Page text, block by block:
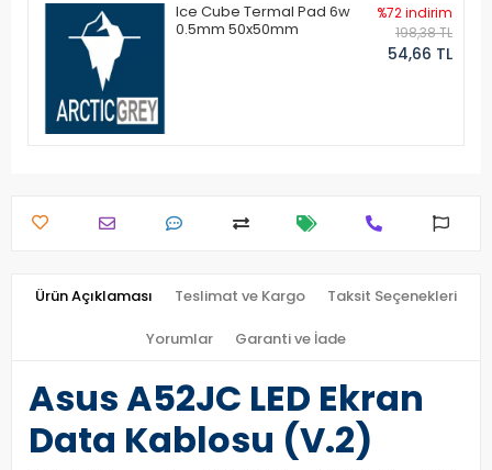
Ice Cube Termal Pad 6w
0.5mm 50x50mm
%72 indirim
198,38 TL
54,66 TL
Ürün Açıklaması Teslimat ve Kargo Taksit Seçenekleri
Yorumlar Garanti ve İade
Asus A52JC LED Ekran
Data Kablosu (V.2)